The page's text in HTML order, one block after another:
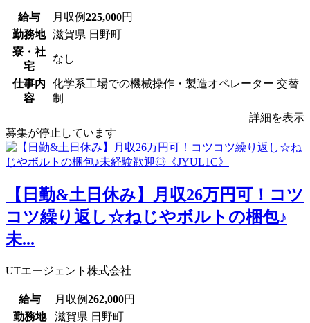
給与 月収例225,000円
勤務地
滋賀県 日野町
寮・社
宅
なし
仕事内
容
化学系工場での機械操作・製造オペレーター 交替
制
詳細を表示
募集が停止しています
【日勤&土日休み】月収26万円可！コツ
コツ繰り返し☆ねじやボルトの梱包♪
未...
UTエージェント株式会社
給与 月収例262,000円
勤務地
滋賀県 日野町